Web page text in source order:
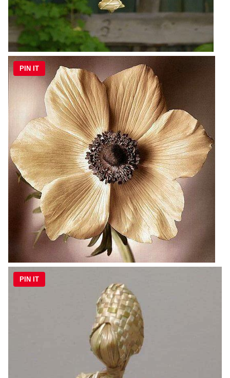
PIN IT
PIN IT